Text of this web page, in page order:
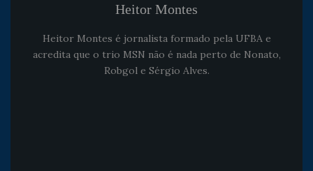
Heitor Montes
Heitor Montes é jornalista formado pela UFBA e
acredita que o trio MSN não é nada perto de Nonato,
Robgol e Sérgio Alves.